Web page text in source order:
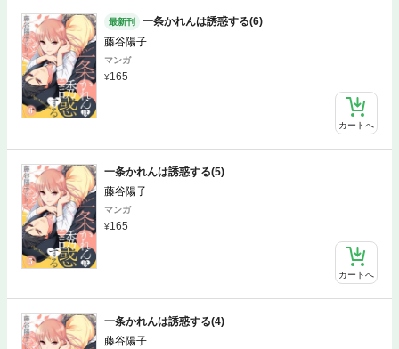
最新刊
一条かれんは誘惑する(6)
藤谷陽子
マンガ
165
カートへ
一条かれんは誘惑する(5)
藤谷陽子
マンガ
165
カートへ
一条かれんは誘惑する(4)
藤谷陽子